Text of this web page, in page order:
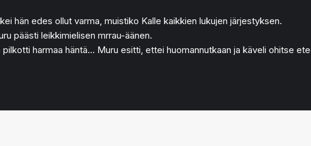
hän edes ollut varma, muistiko Kalle kaikkien lukujen järjestyksen.
päästi leikkimielisen mrrau-äänen.
harmaa häntä… Muru esitti, ettei huomannutkaan ja käveli ohitse